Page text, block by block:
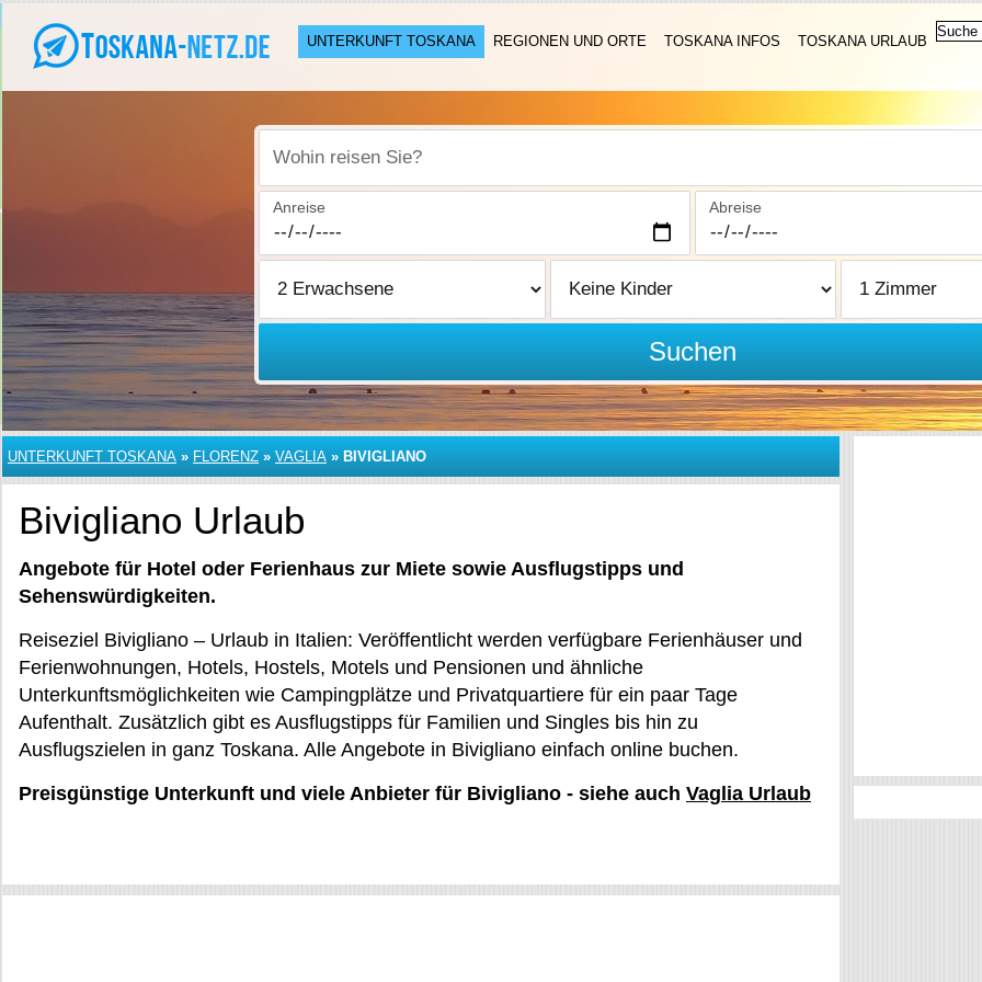
UNTERKUNFT TOSKANA REGIONEN UND ORTE TOSKANA INFOS TOSKANA URLAUB
Wohin reisen Sie?
Anreise Abreise
Suchen
UNTERKUNFT TOSKANA » FLORENZ » VAGLIA » BIVIGLIANO
Bivigliano Urlaub
Angebote für Hotel oder Ferienhaus zur Miete sowie Ausflugstipps und
Sehenswürdigkeiten.
Reiseziel Bivigliano – Urlaub in Italien: Veröffentlicht werden verfügbare Ferienhäuser und
Ferienwohnungen, Hotels, Hostels, Motels und Pensionen und ähnliche
Unterkunftsmöglichkeiten wie Campingplätze und Privatquartiere für ein paar Tage
Aufenthalt. Zusätzlich gibt es Ausflugstipps für Familien und Singles bis hin zu
Ausflugszielen in ganz Toskana. Alle Angebote in Bivigliano einfach online buchen.
Preisgünstige Unterkunft und viele Anbieter für Bivigliano - siehe auch Vaglia Urlaub